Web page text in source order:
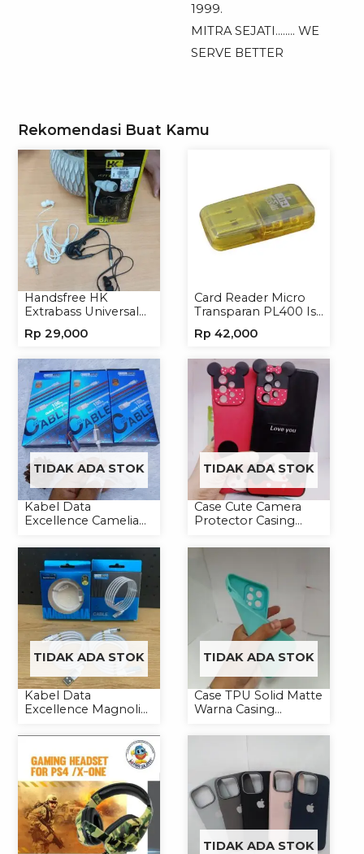
1999.
MITRA SEJATI…….. WE
SERVE BETTER
Rekomendasi Buat Kamu
Handsfree HK
Extrabass Universal
Earphone Headset
Rp 29,000
Card Reader Micro
Transparan PL400 Isi
Rp 42,000
TIDAK ADA STOK
Kabel Data
Excellence Camelia
C
TIDAK ADA STOK
Case Cute Camera
Protector Casing
TIDAK ADA STOK
Kabel Data
Excellence Magnolia
Kabel Magnet
TIDAK ADA STOK
Case TPU Solid Matte
Warna Casing
TIDAK ADA STOK